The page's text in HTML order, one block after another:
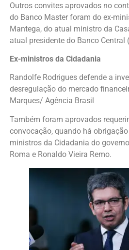
Outros convites aprovados no
do Banco Master foram do ex-
Mantega, do atual ministro da
atual presidente do Banco Central
Ex-ministros da Cidadania
Randolfe Rodrigues defende a
desregulação do mercado
Marques/ Agência Brasil
Também foram aprovados
convocação, quando há
ministros da Cidadania do
Roma e Ronaldo Vieira Remo.